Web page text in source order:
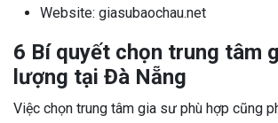
Website: giasubaochau.net
6 Bí quyết chọn trung tâm
lượng tại Đà Nẵng
Việc chọn trung tâm gia sư phù hợp cũng